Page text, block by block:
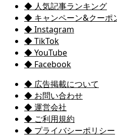
◆ 人気記事ランキング
◆ キャンペーン&クーポ
◆ Instagram
◆ TikTok
◆ YouTube
◆ Facebook
◆ 広告掲載について
◆ お問い合わせ
◆ 運営会社
◆ ご利用規約
◆ プライバシーポリシー